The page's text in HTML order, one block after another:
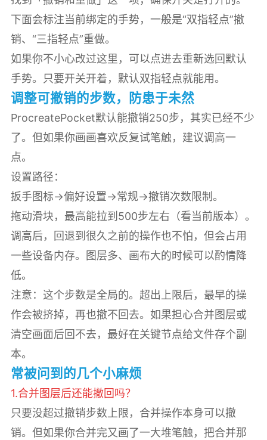
下面会标注当前绑定的手势，一般是“双指轻点”撤
销、“三指轻点”重做。
如果你不小心改过这里，可以点进去重新选回默认
手势。只要开关开着，默认双指轻点就能用。
调整可撤销的步数，防患于未然
ProcreatePocket默认能撤销250步，其实已经不少
了。但如果你画画喜欢反复试笔触，建议调高一
点。
设置路径：
扳手图标→偏好设置→常规→撤销次数限制。
拖动滑块，最高能拉到500步左右（看当前版本）。
调高后，回退到很久之前的操作也不怕，但会占用
一些设备内存。图层多、画布大的时候可以酌情降
低。
注意：这个步数是全局的。超出上限后，最早的操
作会被挤掉，再也撤不回去。如果担心合并图层或
清空画面后回不去，最好在关键节点给文件存个副
本。
常被问到的几个小麻烦
1.合并图层后还能撤回吗？
只要没超过撤销步数上限，合并操作本身可以撤
销。但如果你合并完又画了一大堆笔触，把合并那